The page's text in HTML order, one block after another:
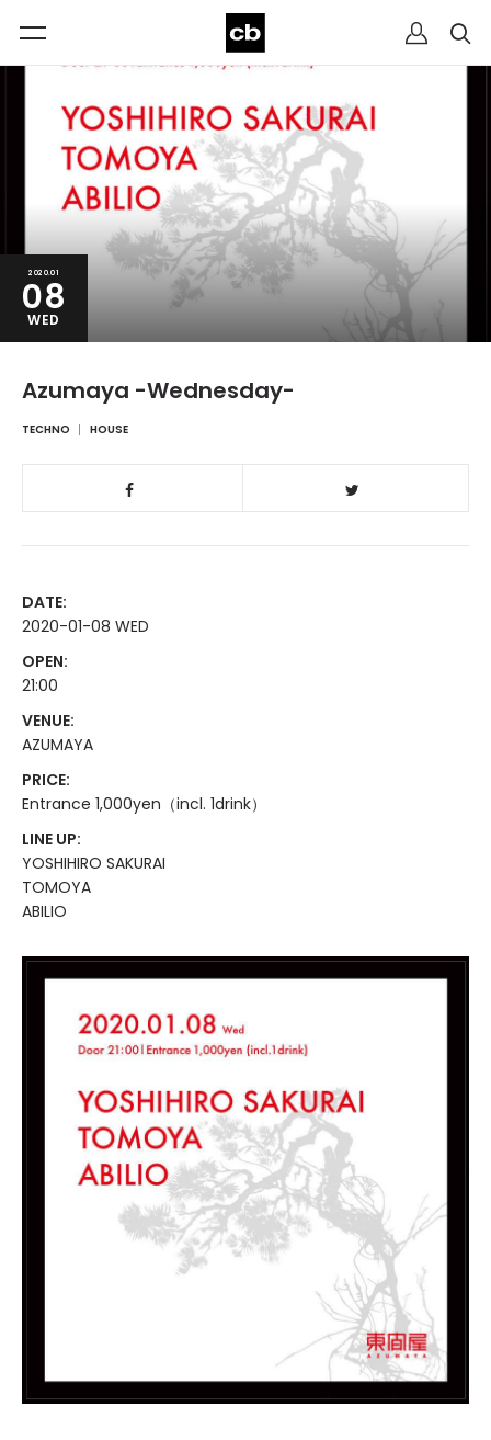
2020.01
08
WED
Azumaya -Wednesday-
TECHNO HOUSE
DATE:
2020-01-08 WED
OPEN:
21:00
VENUE:
AZUMAYA
PRICE:
Entrance 1,000yen（incl. 1drink）
LINE UP:
YOSHIHIRO SAKURAI
TOMOYA
ABILIO